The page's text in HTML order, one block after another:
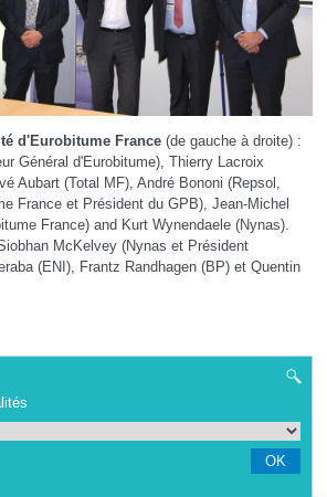
d'Eurobitume France (de gauche à droite) :
Général d'Eurobitume), Thierry Lacroix
Aubart (Total MF), André Bononi (Repsol,
France et Président du GPB), Jean-Michel
France) and Kurt Wynendaele (Nynas).
McKelvey (Nynas et Président
(ENI), Frantz Randhagen (BP) et Quentin
OK